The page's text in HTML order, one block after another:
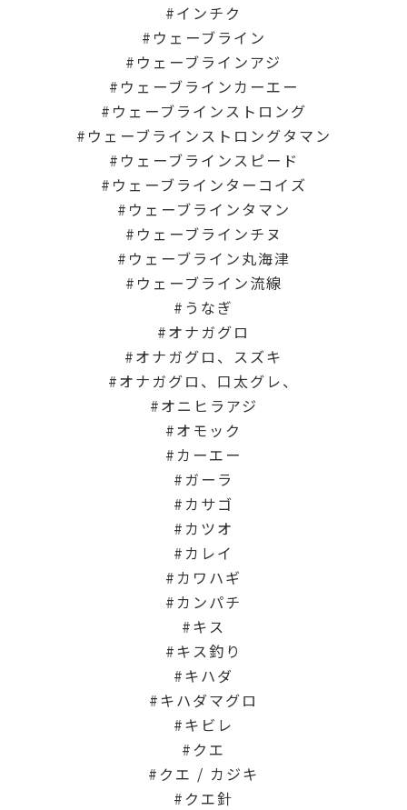
インチク
ウェーブライン
ウェーブラインアジ
ウェーブラインカーエー
ウェーブラインストロング
ウェーブラインストロングタマン
ウェーブラインスピード
ウェーブラインターコイズ
ウェーブラインタマン
ウェーブラインチヌ
ウェーブライン丸海津
ウェーブライン流線
うなぎ
オナガグロ
オナガグロ、スズキ
オナガグロ、口太グレ、
オニヒラアジ
オモック
カーエー
ガーラ
カサゴ
カツオ
カレイ
カワハギ
カンパチ
キス
キス釣り
キハダ
キハダマグロ
キビレ
クエ
クエ / カジキ
クエ針